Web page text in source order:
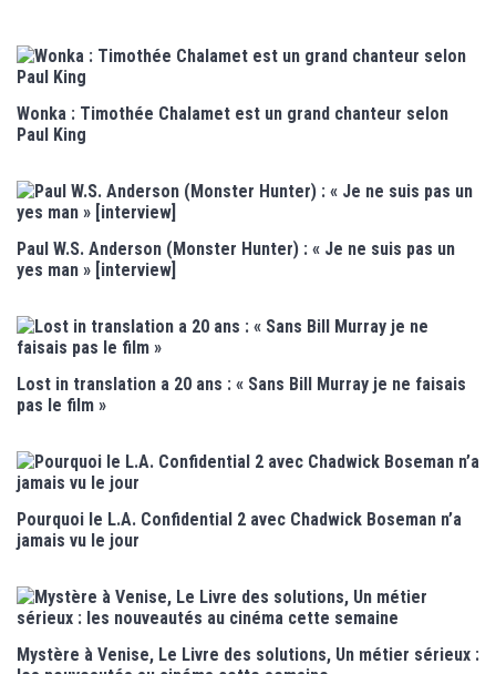
Wonka : Timothée Chalamet est un grand chanteur selon
Paul King
Paul W.S. Anderson (Monster Hunter) : « Je ne suis pas un
yes man » [interview]
Lost in translation a 20 ans : « Sans Bill Murray je ne faisais
pas le film »
Pourquoi le L.A. Confidential 2 avec Chadwick Boseman n’a
jamais vu le jour
Mystère à Venise, Le Livre des solutions, Un métier sérieux :